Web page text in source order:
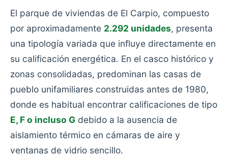
El parque de viviendas de El Carpio, compuesto
por aproximadamente 2.292 unidades, presenta
una tipología variada que influye directamente en
su calificación energética. En el casco histórico y
zonas consolidadas, predominan las casas de
pueblo unifamiliares construidas antes de 1980,
donde es habitual encontrar calificaciones de tipo
E, F o incluso G debido a la ausencia de
aislamiento térmico en cámaras de aire y
ventanas de vidrio sencillo.